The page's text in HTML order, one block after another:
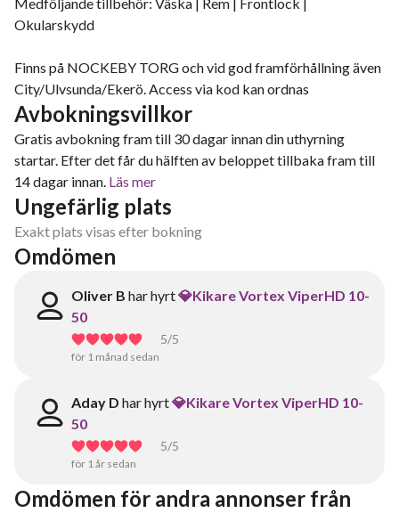
Okularskydd
Finns på NOCKEBY TORG och vid god framförhållning även
City/Ulvsunda/Ekerö. Access via kod kan ordnas
Avbokningsvillkor
Gratis avbokning fram till 30 dagar innan din uthyrning
startar. Efter det får du hälften av beloppet tillbaka fram till
14 dagar innan. Läs mer
Ungefärlig plats
Exakt plats visas efter bokning
Omdömen
Oliver B har hyrt💎Kikare Vortex ViperHD 10-
50
5/5
för 1 månad sedan
Aday D har hyrt💎Kikare Vortex ViperHD 10-
50
5/5
för 1 år sedan
Omdömen för andra annonser från